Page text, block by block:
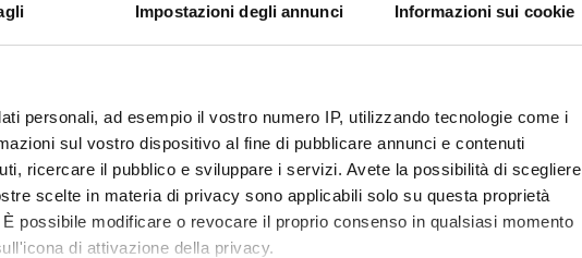
Impostazioni degli annunci Informazioni sui cookie
personali, ad esempio il vostro numero IP, utilizzando tecnologie come i
sul vostro dispositivo al fine di pubblicare annunci e contenuti
ricercare il pubblico e sviluppare i servizi. Avete la possibilità di scegliere
scelte in materia di privacy sono applicabili solo su questa proprietà
possibile modificare o revocare il proprio consenso in qualsiasi momento
di attivazione della privacy.